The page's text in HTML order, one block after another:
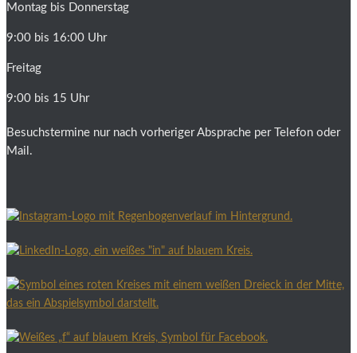
Montag bis Donnerstag
9:00 bis 16:00 Uhr
Freitag
9:00 bis 15 Uhr
Besuchstermine nur nach vorheriger Absprache per Telefon oder
Mail.